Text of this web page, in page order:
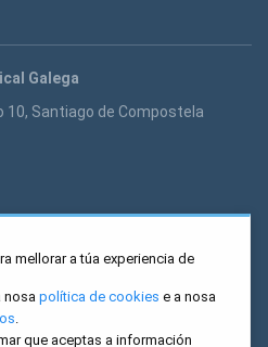
Galega
10, Santiago de Compostela
mellorar a túa experiencia de
nosa política de cookies e a nosa
.
que aceptas a información